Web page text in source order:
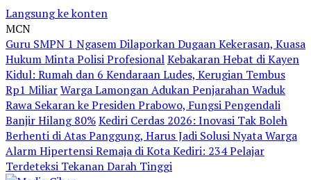
Langsung ke konten
MCN
Guru SMPN 1 Ngasem Dilaporkan Dugaan Kekerasan, Kuasa
Hukum Minta Polisi ProfesionalKebakaran Hebat di Kayen
Kidul: Rumah dan 6 Kendaraan Ludes, Kerugian Tembus
Rp1 MiliarWarga Lamongan Adukan Penjarahan Waduk
Rawa Sekaran ke Presiden Prabowo, Fungsi Pengendali
Banjir Hilang 80%Kediri Cerdas 2026: Inovasi Tak Boleh
Berhenti di Atas Panggung, Harus Jadi Solusi Nyata Warga
Alarm Hipertensi Remaja di Kota Kediri: 234 Pelajar
Terdeteksi Tekanan Darah Tinggi